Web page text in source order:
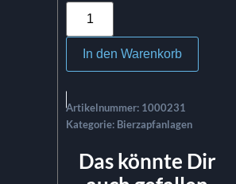
In den Warenkorb
Artikelnummer: 1000231
Kategorie: Bierzapfanlagen
Das könnte Dir